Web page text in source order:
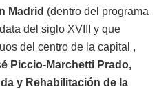
Madrid (dentro del programa
del siglo XVIII y que
del centro de la capital ,
Piccio-Marchetti Prado,
y Rehabilitación de la